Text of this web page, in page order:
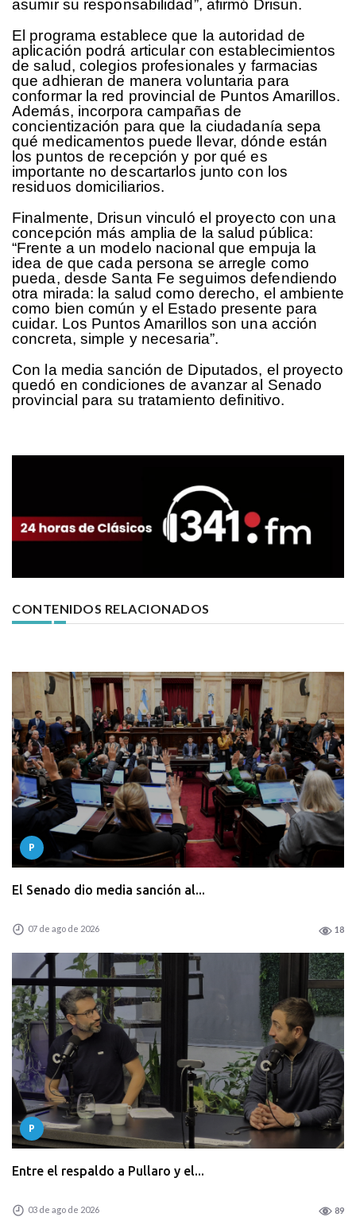
asumir su responsabilidad”, afirmó Drisun.
El programa establece que la autoridad de
aplicación podrá articular con establecimientos
de salud, colegios profesionales y farmacias
que adhieran de manera voluntaria para
conformar la red provincial de Puntos Amarillos.
Además, incorpora campañas de
concientización para que la ciudadanía sepa
qué medicamentos puede llevar, dónde están
los puntos de recepción y por qué es
importante no descartarlos junto con los
residuos domiciliarios.
Finalmente, Drisun vinculó el proyecto con una
concepción más amplia de la salud pública:
“Frente a un modelo nacional que empuja la
idea de que cada persona se arregle como
pueda, desde Santa Fe seguimos defendiendo
otra mirada: la salud como derecho, el ambiente
como bien común y el Estado presente para
cuidar. Los Puntos Amarillos son una acción
concreta, simple y necesaria”.
Con la media sanción de Diputados, el proyecto
quedó en condiciones de avanzar al Senado
provincial para su tratamiento definitivo.
CONTENIDOS RELACIONADOS
P
El Senado dio media sanción al...
07 de ago de 2026 18
P
Entre el respaldo a Pullaro y el...
03 de ago de 2026 89